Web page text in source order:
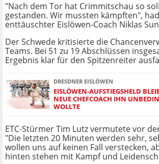
"Nach dem Tor hat Crimmitschau so
gestanden. Wir mussten kämpften",
enttäuschter Eislöwen-Coach Niklas
Der Schwede kritisierte die
Teams. Bei 51 zu 19 Abschlüssen
Ergebnis klar für den Spitzenreiter
DRESDNER EISLÖWEN
EISLÖWEN-AUFSTIEGSHELD
NEUE CHEFCOACH IHN
WOLLTE
ETC-Stürmer Tim Lutz vermutete vor
"Die letzten 20 Minuten werden sehr,
wollen uns auf keinen Fall verstecken,
hinten stehen mit Kampf und